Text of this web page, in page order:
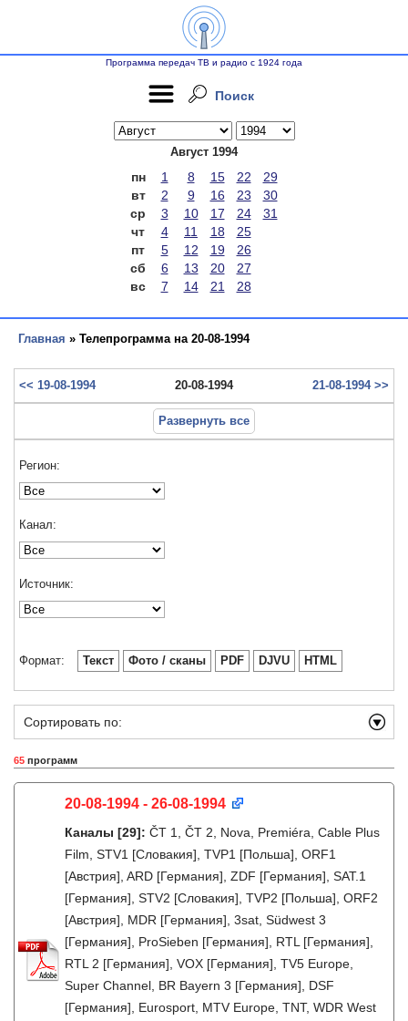
Программа передач ТВ и радио с 1924 года
Поиск
Август 1994
пн 1 8 15 22
29
вт
2 9 16 23
30
ср
3 10 17 24
31
чт
4 11 18
25
пт
5 12 19
26
сб
6 13 20
27
вс
7 14 21 28
Главная » Телепрограмма на 20-08-1994
<< 19-08-1994 20-08-1994 21-08-1994 >>
Развернуть все
Регион:
Канал:
Источник:
Формат: Текст Фото / сканы PDF DJVU HTML
Сортировать по:
65 программ
20-08-1994 - 26-08-1994
Каналы [29]: ČT 1, ČT 2, Nova, Premiéra, Cable Plus
Film, STV1 [Словакия], TVP1 [Польша], ORF1
[Австрия], ARD [Германия], ZDF [Германия], SAT.1
[Германия], STV2 [Словакия], TVP2 [Польша], ORF2
[Австрия], MDR [Германия], 3sat, Südwest 3
[Германия], ProSieben [Германия], RTL [Германия],
RTL 2 [Германия], VOX [Германия], TV5 Europe,
Super Channel, BR Bayern 3 [Германия], DSF
[Германия], Eurosport, MTV Europe, TNT, WDR West